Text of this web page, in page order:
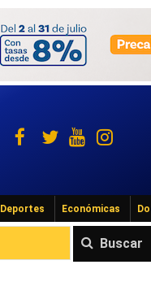
Deportes Económicas
Buscar